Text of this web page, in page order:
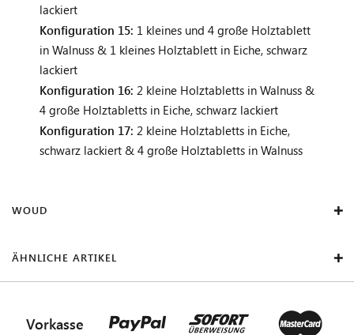
lackiert
Konfiguration 15: 1 kleines und 4 große Holztablett
in Walnuss & 1 kleines Holztablett in Eiche, schwarz
lackiert
Konfiguration 16: 2 kleine Holztabletts in Walnuss &
4 große Holztabletts in Eiche, schwarz lackiert
Konfiguration 17: 2 kleine Holztabletts in Eiche,
schwarz lackiert & 4 große Holztabletts in Walnuss
WOUD
ÄHNLICHE ARTIKEL
Vorkasse